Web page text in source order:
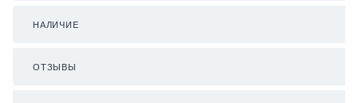
НАЛИЧИЕ
ОТЗЫВЫ